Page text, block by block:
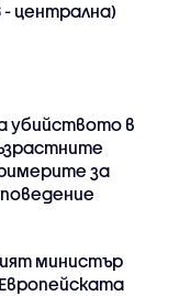
- централна)
убийството в
за
министър